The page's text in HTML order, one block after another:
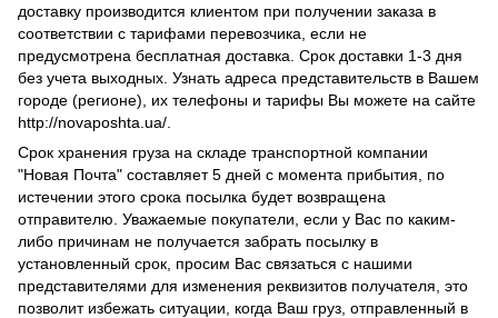
доставку производится клиентом при получении заказа в
соответствии с тарифами перевозчика, если не
предусмотрена бесплатная доставка. Срок доставки 1-3 дня
без учета выходных. Узнать адреса представительств в Вашем
городе (регионе), их телефоны и тарифы Вы можете на сайте
http://novaposhta.ua/.
Срок хранения груза на складе транспортной компании
"Новая Почта" составляет 5 дней с момента прибытия, по
истечении этого срока посылка будет возвращена
отправителю. Уважаемые покупатели, если у Вас по каким-
либо причинам не получается забрать посылку в
установленный срок, просим Вас связаться с нашими
представителями для изменения реквизитов получателя, это
позволит избежать ситуации, когда Ваш груз, отправленный в